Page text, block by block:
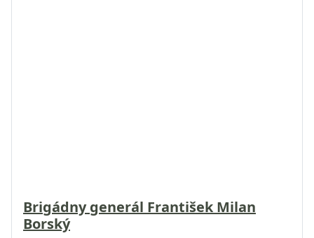
Brigádny generál František Milan
Borský